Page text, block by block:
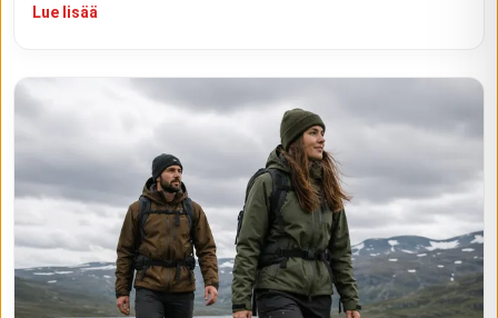
Lue lisää